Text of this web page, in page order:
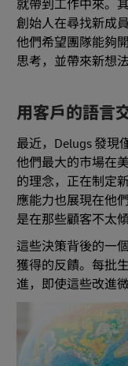
就帶到工作中來。
創始人在尋找新成
他們希望團隊能夠
思考，並帶來新想法
用客戶的語言
最近，Delugs 發現
他們最大的市場在
的理念，正在制定
應能力也展現在他
是在那些顧客不太
這些決策背後的一
獲得的反饋。每批
進，即使這些改進